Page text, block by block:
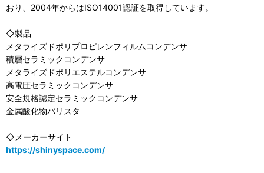
おり、2004年からはISO14001認証を取得しています。
◇製品
メタライズドポリプロピレンフィルムコンデンサ
積層セラミックコンデンサ
メタライズドポリエステルコンデンサ
高電圧セラミックコンデンサ
安全規格認定セラミックコンデンサ
金属酸化物バリスタ
◇メーカーサイト
https://shinyspace.com/